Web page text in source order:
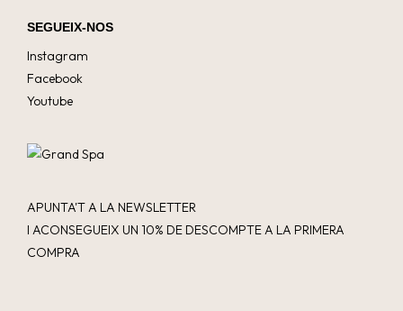
SEGUEIX-NOS
Instagram
Facebook
Youtube
APUNTA'T A LA NEWSLETTER
I ACONSEGUEIX UN 10% DE DESCOMPTE A LA PRIMERA
COMPRA